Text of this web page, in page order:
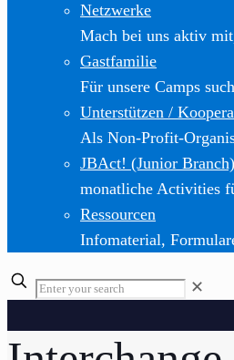
Netzwerke
Mach bei uns aktiv
Gastfamilie
Für unsere Camps
Unterstützen /
Als Non-Profit-
JBAct! (Junior Branch)
monatliche Activities
Ressourcen
Infomaterial,
✕